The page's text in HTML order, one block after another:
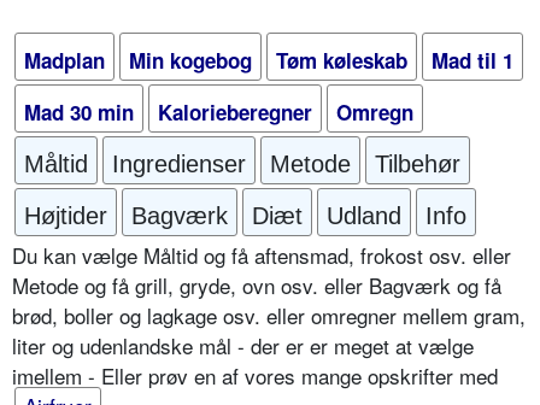
Madplan Min kogebog Tøm køleskab
Mad til 1
Mad 30 min
Kalorieberegner Omregn
Måltid Ingredienser Metode
Tilbehør
Højtider
Bagværk Diæt Udland Info
Du kan vælge Måltid og få aftensmad, frokost osv. eller
Metode og få grill, gryde, ovn osv. eller Bagværk og få
brød, boller og lagkage osv. eller omregner mellem gram,
liter og udenlandske mål - der er er meget at vælge
imellem - Eller prøv en af vores mange opskrifter med